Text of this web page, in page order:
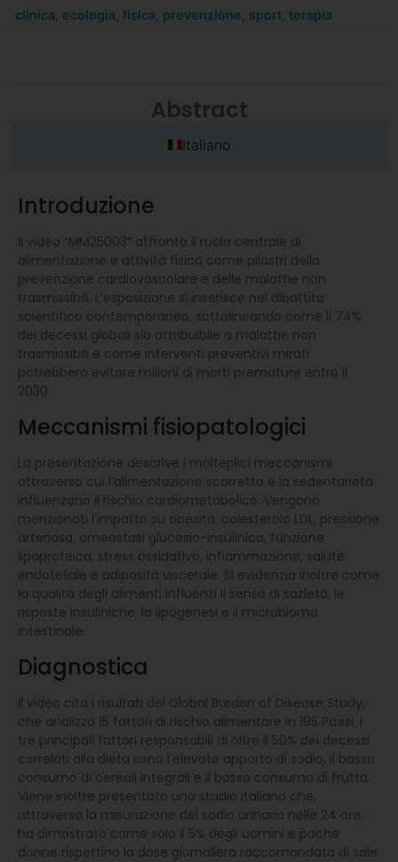
clinica ecologia ,fisica prevenzione sport ,terapia
Abstract
Italiano
Introduzione
Il video “MM25003” affronta il ruolo centrale di
alimentazione e attività fisica come pilastri della
prevenzione cardiovascolare e delle malattie non
trasmissibili. L’esposizione si inserisce nel dibattito
scientifico contemporaneo, sottolineando come il 74%
dei decessi globali sia attribuibile a malattie non
trasmissibili e come interventi preventivi mirati
potrebbero evitare milioni di morti premature entro il
2030.
Meccanismi fisiopatologici
La presentazione descrive i molteplici meccanismi
attraverso cui l’alimentazione scorretta e la sedentarietà
influenzano il rischio cardiometabolico. Vengono
menzionati l’impatto su obesità, colesterolo LDL, pressione
arteriosa, omeostasi glucosio-insulinica, funzione
lipoproteica, stress ossidativo, infiammazione, salute
endoteliale e adiposità viscerale. Si evidenzia inoltre come
la qualità degli alimenti influenzi il senso di sazietà, le
risposte insuliniche, la lipogenesi e il microbioma
intestinale.
Diagnostica
Il video cita i risultati del Global Burden of Disease Study,
che analizza 15 fattori di rischio alimentare in 195 Paesi. I
tre principali fattori responsabili di oltre il 50% dei decessi
correlati alla dieta sono l’elevato apporto di sodio, il basso
consumo di cereali integrali e il basso consumo di frutta.
Viene inoltre presentato uno studio italiano che,
attraverso la misurazione del sodio urinario nelle 24 ore,
ha dimostrato come solo il 5% degli uomini e poche
donne rispettino la dose giornaliera raccomandata di sale.